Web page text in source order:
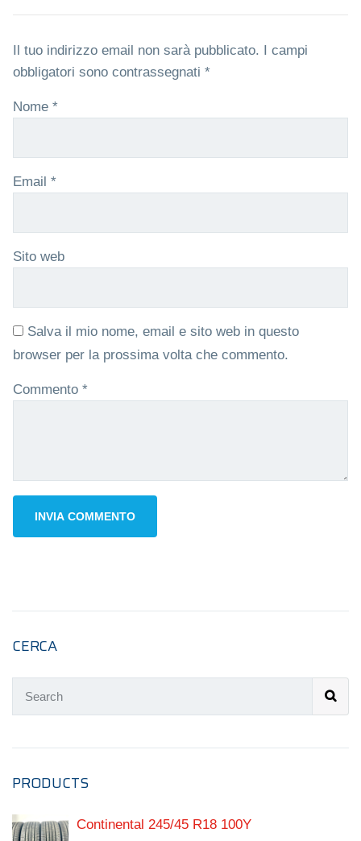
Il tuo indirizzo email non sarà pubblicato.
I campi
obbligatori sono contrassegnati *
Nome *
Email *
Sito web
Salva il mio nome, email e sito web in questo
browser per la prossima volta che commento.
Commento *
CERCA
PRODUCTS
Continental 245/45 R18 100Y